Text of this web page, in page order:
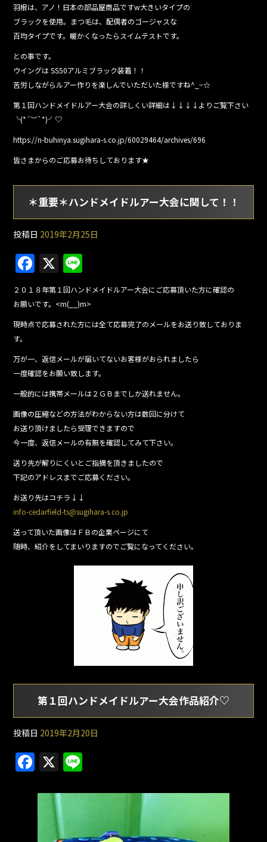
羽根は、アノ！日本の部品屋商品ですw大きいタイプの
ブラックを使用。まつ毛は、配偶者のゴージャスな
百均タイプです。暖かくなったらスイムテストです。
との事です。
ウイングは SS50アルミブラック装着！！
苦労しながらルアー作りを楽しんでいただいた様ですね^_−☆
第１回ハンドメイドルアー大会の詳しくい詳細は↓↓↓↓よりご覧下さい
╰(*´︶`*)╯♡
https://n-buhinya.sugihara-s.co.jp/60029464/archives/696
皆さまからのご応募お待ちしております★
＊重要＊ハンドメイドルアー大会に関して！！
投稿日 2019年2月25日
F
a
c
e
o
o
k
X
n
e
２０１８年第１回ハンドメイドルアー大会にご応募頂いた方に確認の
お願いです。<m(__)m>
現時点で応募された方には全て応募完了のメールをお送り致しておりま
す。
万が一、返信メールが届いてないお客様がおられましたら
一度確認をお願い致します。
一般的には携帯メールは２ＧＢまでしか送れません。
画像の圧縮などの方法がわからない方は数回に分けて
お送り頂けましたら受理できますので
今一度、返信メールの有無を確認してみて下さい。
送り先が解りにくいとご指摘を頂きましたので
下記のアドレスまでご応募ください。
お送り先はコチラ↓↓
info-cedarfield-ts@sugihara-s.co.jp
送って頂いた画像はＦＢの企業ページにて
随時、紹介をしてまいりますのでご覧になってください。
第１回ハンドメイドルアー大会作品紹介♡
投稿日 2019年2月20日
F
a
c
X
e